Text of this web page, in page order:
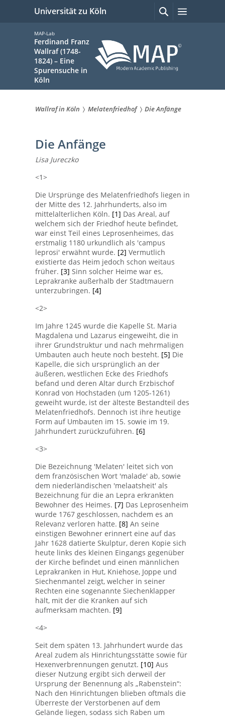
Universität zu Köln
Suchen
mit
MAP-Lab
Ferdinand Franz
Wallraf (1748-
1824) – Eine
Spurensuche in
Köln
sind
hier:
Wallraf in Köln Melatenfriedhof Die Anfänge
Die Anfänge
Lisa Jureczko
<1>
Die Ursprünge des Melatenfriedhofs liegen in
der Mitte des 12. Jahrhunderts, also im
mittelalterlichen Köln. [1] Das Areal, auf
welchem sich der Friedhof heute befindet,
war einst Teil eines Leprosenheimes, das
erstmalig 1180 urkundlich als 'campus
leprosi' erwähnt wurde. [2] Vermutlich
existierte das Heim jedoch schon weitaus
früher. [3] Sinn solcher Heime war es,
Leprakranke außerhalb der Stadtmauern
unterzubringen. [4]
<2>
Im Jahre 1245 wurde die Kapelle St. Maria
Magdalena und Lazarus eingeweiht, die in
ihrer Grundstruktur und nach mehrmaligen
Umbauten auch heute noch besteht. [5] Die
Kapelle, die sich ursprünglich an der
äußeren, westlichen Ecke des Friedhofs
befand und deren Altar durch Erzbischof
Konrad von Hochstaden (um 1205-1261)
geweiht wurde, ist der älteste Bestandteil des
Melatenfriedhofs. Dennoch ist ihre heutige
Form auf Umbauten im 15. sowie im 19.
Jahrhundert zurückzuführen. [6]
<3>
Die Bezeichnung 'Melaten' leitet sich von
dem französischen Wort 'malade' ab, sowie
dem niederländischen 'melaatsheit' als
Bezeichnung für die an Lepra erkrankten
Bewohner des Heimes. [7] Das Leprosenheim
wurde 1767 geschlossen, nachdem es an
Relevanz verloren hatte. [8] An seine
einstigen Bewohner erinnert eine auf das
Jahr 1628 datierte Skulptur, deren Kopie sich
heute links des kleinen Eingangs gegenüber
der Kirche befindet und einen männlichen
Leprakranken in Hut, Kniehose, Joppe und
Siechenmantel zeigt, welcher in seiner
Rechten eine sogenannte Siechenklapper
hält, mit der die Kranken auf sich
aufmerksam machten. [9]
<4>
Seit dem späten 13. Jahrhundert wurde das
Areal zudem als Hinrichtungsstätte sowie für
Hexenverbrennungen genutzt. [10] Aus
dieser Nutzung ergibt sich derweil der
Ursprung der Benennung als „Rabenstein“:
Nach den Hinrichtungen blieben oftmals die
Überreste der Verstorbenen auf dem
Gelände liegen, sodass sich Raben um